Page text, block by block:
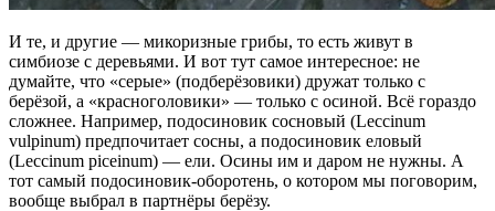
И те, и другие — микоризные грибы, то есть живут в
симбиозе с деревьями. И вот тут самое интересное: не
думайте, что «серые» (подберёзовики) дружат только с
берёзой, а «красноголовики» — только с осиной. Всё гораздо
сложнее. Например, подосиновик сосновый (Leccinum
vulpinum) предпочитает сосны, а подосиновик еловый
(Leccinum piceinum) — ели. Осины им и даром не нужны. А
тот самый подосиновик-оборотень, о котором мы поговорим,
вообще выбрал в партнёры берёзу.